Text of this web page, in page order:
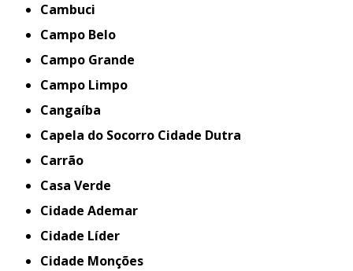
Cambuci
Campo Belo
Campo Grande
Campo Limpo
Cangaíba
Capela do Socorro Cidade Dutra
Carrão
Casa Verde
Cidade Ademar
Cidade Líder
Cidade Monções